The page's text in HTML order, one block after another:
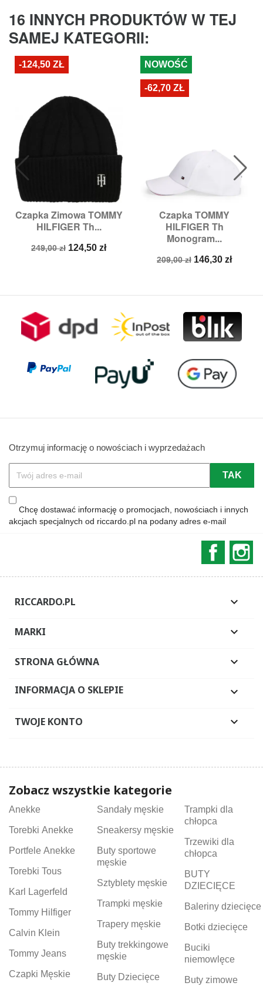
16 INNYCH PRODUKTÓW W TEJ
SAMEJ KATEGORII:
Czapka Zimowa TOMMY
HILFIGER Th...
Cena
249,00 zł Cena
124,50 zł
-124,50 ZŁ
Czapka TOMMY
HILFIGER Th
Monogram...
Cena
209,00 zł Cena
146,30 zł
NOWOŚĆ
-62,70 ZŁ
Otrzymuj informację o nowościach i wyprzedażach
Chcę dostawać informację o promocjach, nowościach i innych
akcjach specjalnych od riccardo.pl na podany adres e-mail
RICCARDO.PL 
MARKI 
STRONA GŁÓWNA 
INFORMACJA O SKLEPIE 
TWOJE KONTO 
Zobacz wszystkie kategorie
Anekke
Torebki Anekke
Portfele Anekke
Torebki Tous
Karl Lagerfeld
Tommy Hilfiger
Calvin Klein
Tommy Jeans
Czapki Męskie
Sandały męskie
Sneakersy męskie
Buty sportowe
męskie
Sztyblety męskie
Trampki męskie
Trapery męskie
Buty trekkingowe
męskie
Buty Dziecięce
Trampki dla
chłopca
Trzewiki dla
chłopca
BUTY
DZIECIĘCE
Baleriny dziecięce
Botki dziecięce
Buciki
niemowlęce
Buty zimowe